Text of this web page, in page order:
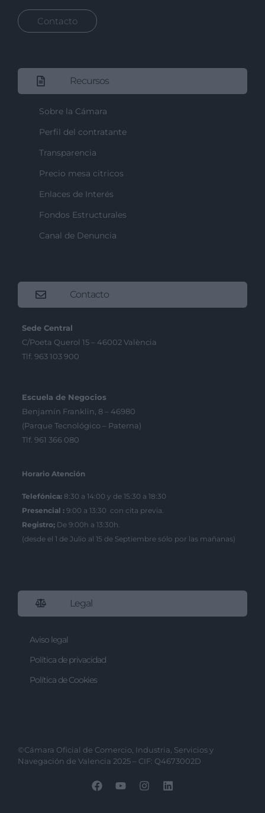
Contacto
Recursos
Sobre la Cámara
Perfil del contratante
Transparencia
Precio mesa citricos
Enlaces de Interés
Fondos Estructurales
Canal de Denuncia
Contacto
Sede Central
C/Poeta Querol 15 – 46002 València
Tlf. 963 103 900
Escuela de Negocios
Benjamín Franklin, 8 – 46980
(Parque Tecnológico – Paterna)
Tlf. 961 366 080
Horario Atención
Telefónica: 8:30 a 14:00 y de 15:30 a 18:30
Presencial : 9:00 a 13:30 con cita previa.
Registro; De 9:00h a 13:30h.
(desde el 1 de Julio al 15 de Septiembre sólo por las mañanas)
Legal
Aviso legal
Política de privacidad
Política de Cookies
©Cámara Oficial de Comercio, Industria, Servicios y
Navegación de Valencia 2025 – CIF: Q4673002D